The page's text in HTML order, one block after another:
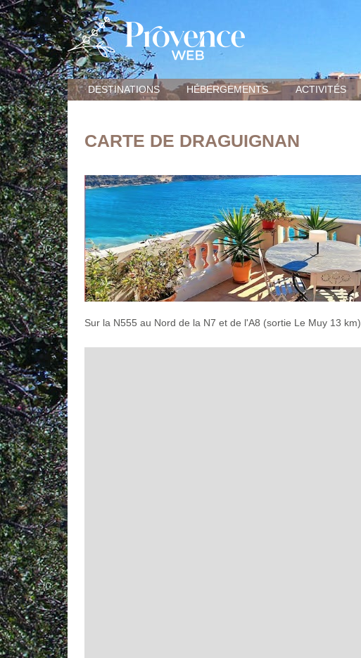
DESTINATIONS HÉBERGEMENTS ACTIVITÉS
CARTE DE DRAGUIGNAN
Sur la N555 au Nord de la N7 et de l'A8 (sortie Le Muy 13 km).